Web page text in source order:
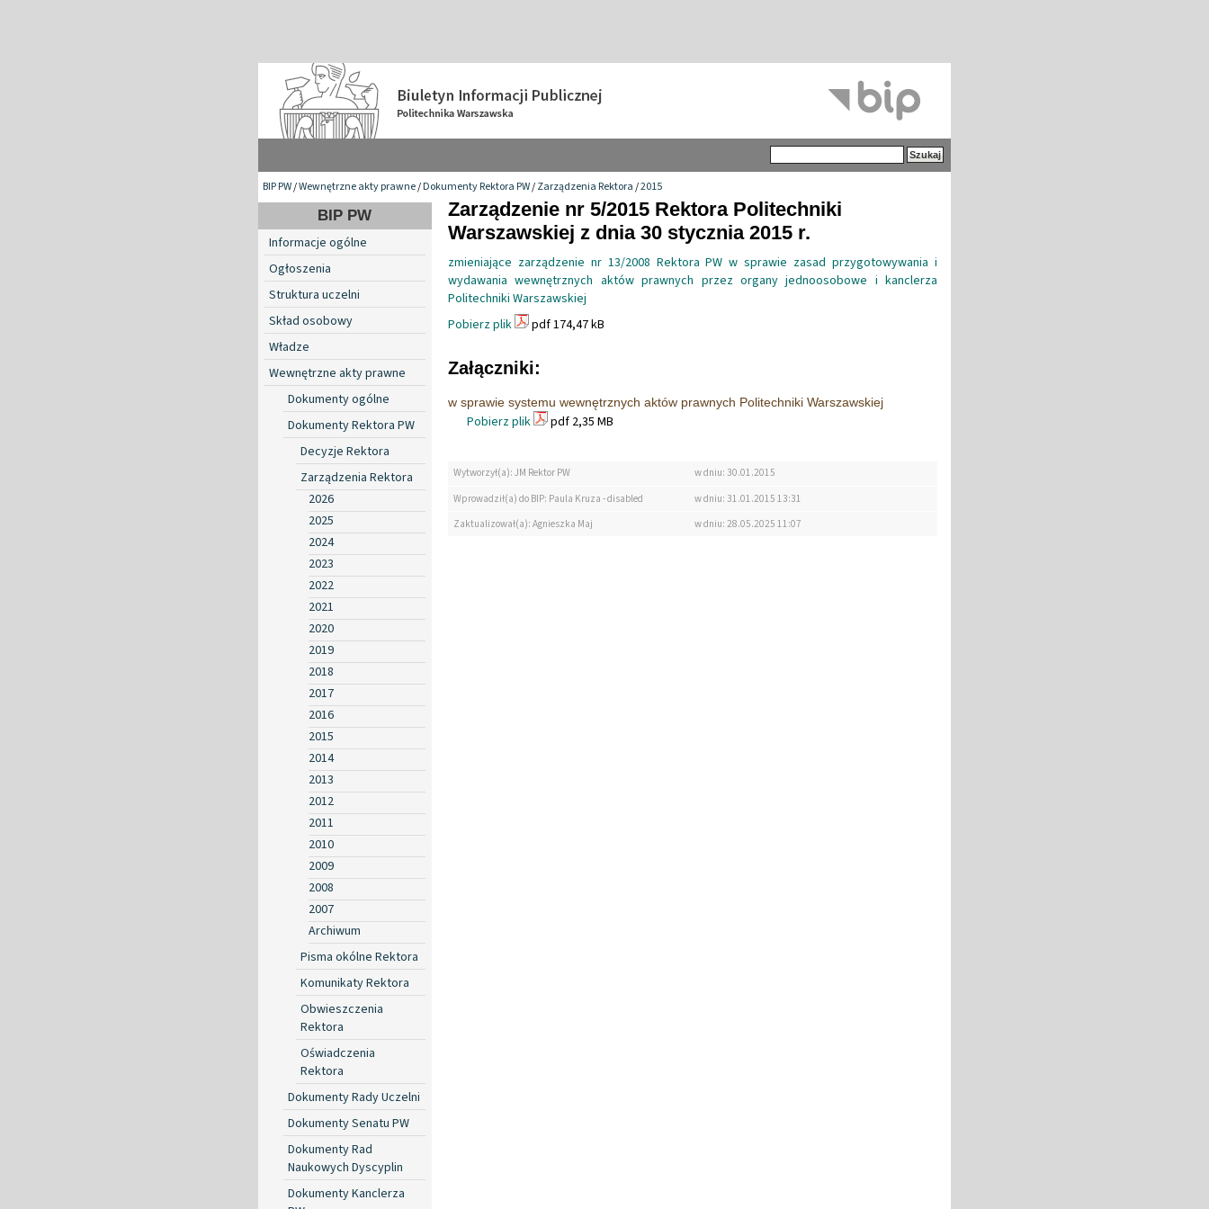
BIP PW/Wewnętrzne akty prawne/Dokumenty Rektora PW/Zarządzenia Rektora/2015
BIP PW
Informacje ogólne
Ogłoszenia
Struktura uczelni
Skład osobowy
Władze
Wewnętrzne akty prawne
Dokumenty ogólne
Dokumenty Rektora PW
Decyzje Rektora
Zarządzenia Rektora
2026
2025
2024
2023
2022
2021
2020
2019
2018
2017
2016
2015
2014
2013
2012
2011
2010
2009
2008
2007
Archiwum
Pisma okólne Rektora
Komunikaty Rektora
Obwieszczenia
Rektora
Oświadczenia
Rektora
Dokumenty Rady Uczelni
Dokumenty Senatu PW
Dokumenty Rad
Naukowych Dyscyplin
Dokumenty Kanclerza
Zarządzenie nr 5/2015 Rektora Politechniki
Warszawskiej z dnia 30 stycznia 2015 r.
zmieniające zarządzenie nr 13/2008 Rektora PW w sprawie zasad przygotowywania i
wydawania wewnętrznych aktów prawnych przez organy jednoosobowe i kanclerza
Politechniki Warszawskiej
Pobierz plik
pdf 174,47 kB
Załączniki:
w sprawie systemu wewnętrznych aktów prawnych Politechniki Warszawskiej
Pobierz plik pdf 2,35 MB
Wytworzył(a): JM Rektor PW
w dniu: 30.01.2015
Wprowadził(a) do BIP: Paula Kruza - disabled
w dniu: 31.01.2015 13:31
Zaktualizował(a): Agnieszka Maj
w dniu: 28.05.2025 11:07